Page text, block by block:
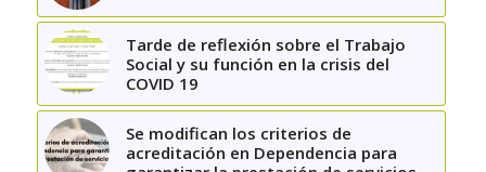
Tarde de reflexión sobre el Trabajo
Social y su función en la crisis del
COVID 19
Se modifican los criterios de
acreditación en Dependencia para